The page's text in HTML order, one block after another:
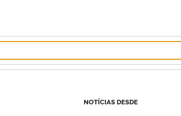
NOTÍCIAS DESDE